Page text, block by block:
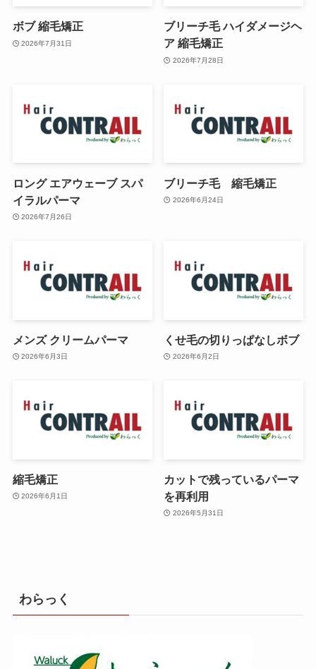
ボブ 縮毛矯正
2026年7月31日
ブリーチ毛 ハイダメージヘ
ア 縮毛矯正
2026年7月28日
ロング エアウェーブ スパ
イラルパーマ
2026年7月26日
ブリーチ毛 縮毛矯正
2026年6月24日
メンズ クリームパーマ
2026年6月3日
くせ毛の切りっぱなしボブ
2026年6月2日
縮毛矯正
2026年6月1日
カットで残っているパーマ
を再利用
2026年5月31日
わらっく